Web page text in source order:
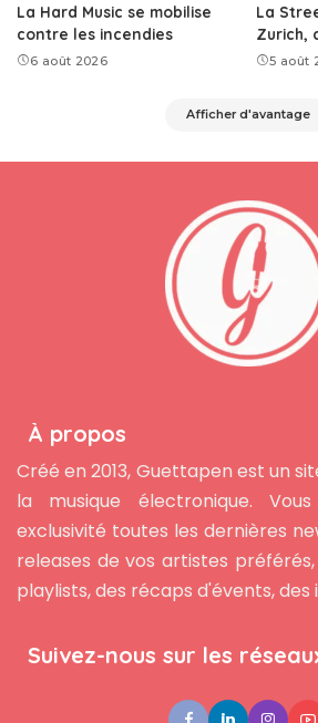
La Hard Music se mobilise
contre les incendies
6 août 2026
La
Zurich,
5 août
Afficher d'avantage
À propos
Créé en 2013, Guettapen est un
la musique électronique.
exclusivité toutes les dernières
releases de vos artistes
playlists, des récaps d'évents, des
Suivez-nous sur les